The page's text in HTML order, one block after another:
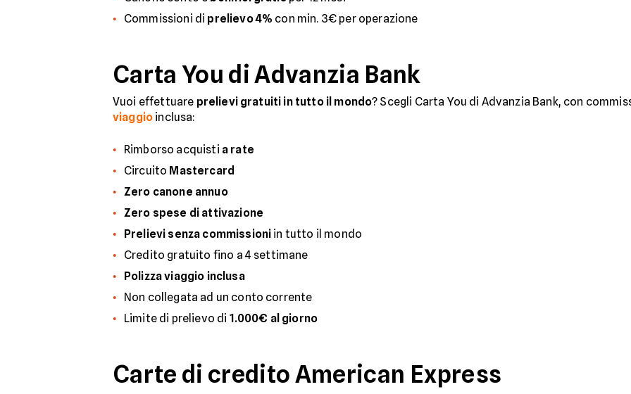
Commissioni di prelievo 4% con min. 3€ per operazione
Carta You di Advanzia Bank
Vuoi effettuare prelievi gratuiti in tutto il mondo? Scegli Carta You di Advanzia Bank, con
viaggio inclusa:
Rimborso acquisti a rate
Circuito Mastercard
Zero canone annuo
Zero spese di attivazione
Prelievi senza commissioni in tutto il mondo
Credito gratuito fino a 4 settimane
Polizza viaggio inclusa
Non collegata ad un conto corrente
Limite di prelievo di 1.000€ al giorno
Carte di credito American Express